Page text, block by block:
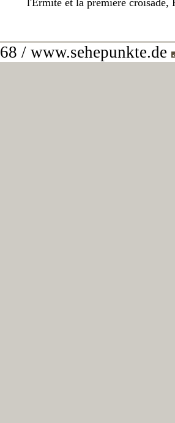
l'Ermite et la prèmiere croisade,
/ www.sehepunkte.de